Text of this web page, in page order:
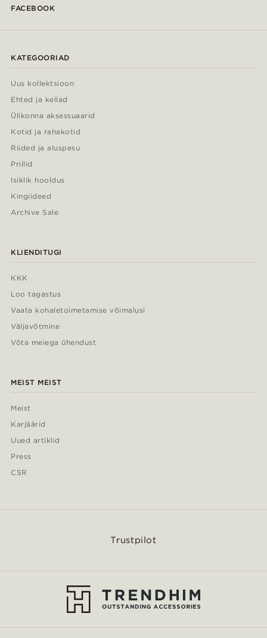
FACEBOOK
KATEGOORIAD
Uus kollektsioon
Ehted ja kellad
Ülikonna aksessuaarid
Kotid ja rahakotid
Riided ja aluspesu
Prillid
Isiklik hooldus
Kingiideed
Archive Sale
KLIENDITUGI
KKK
Loo tagastus
Vaata kohaletoimetamise võimalusi
Väljavõtmine
Võta meiega ühendust
MEIST MEIST
Meist
Karjäärid
Uued artiklid
Press
CSR
Trustpilot